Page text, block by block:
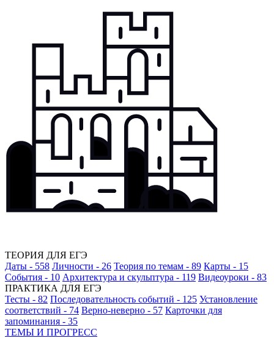
ТЕОРИЯ ДЛЯ ЕГЭ
Даты - 558 Личности - 26 Теория по темам - 89 Карты - 15
События - 10 Архитектура и скульптура - 119 Видеоуроки - 83
ПРАКТИКА ДЛЯ ЕГЭ
Тесты - 82 Последовательность событий - 125 Установление
соответствий - 74 Верно-неверно - 57 Карточки для
запоминания - 35
ТЕМЫ И ПРОГРЕСС